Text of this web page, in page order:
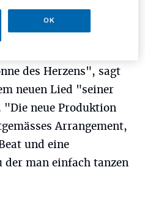
heißt der Titel. "Der
des Herzens", sagt
neuen Lied "seiner
neue Produktion
Arrangement,
und eine
der man einfach tanzen
OK